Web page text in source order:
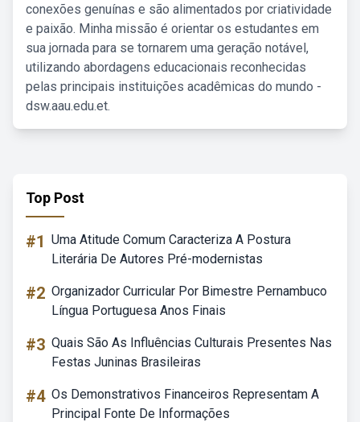
conexões genuínas e são alimentados por criatividade
e paixão. Minha missão é orientar os estudantes em
sua jornada para se tornarem uma geração notável,
utilizando abordagens educacionais reconhecidas
pelas principais instituições acadêmicas do mundo -
dsw.aau.edu.et.
Top Post
#1 Uma Atitude Comum Caracteriza A Postura
Literária De Autores Pré-modernistas
#2 Organizador Curricular Por Bimestre Pernambuco
Língua Portuguesa Anos Finais
#3 Quais São As Influências Culturais Presentes Nas
Festas Juninas Brasileiras
#4 Os Demonstrativos Financeiros Representam A
Principal Fonte De Informações